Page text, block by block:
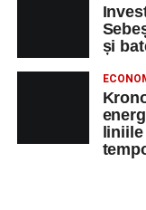
și